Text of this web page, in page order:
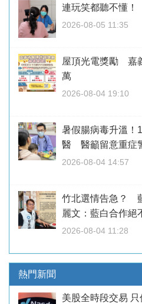
連玩笑都聽不懂
2026-08-05 11:35
屋頂光電獎勵 嘉
萬
2026-08-04 19:10
暑假腸病毒升溫！
醫 醫籲留意重症
2026-08-04 14:57
竹北選情告急？
麗文：藍白合作絕
2026-08-04 11:28
熱門新聞
美股全時段交易